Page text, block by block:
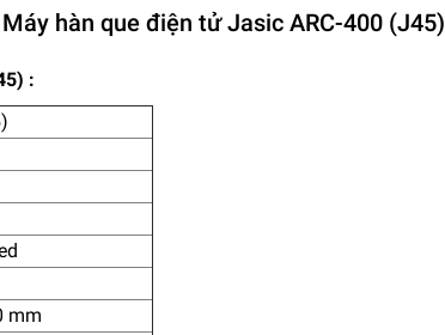
Máy hàn que điện tử Jasic ARC-400 (J45)
:
mm